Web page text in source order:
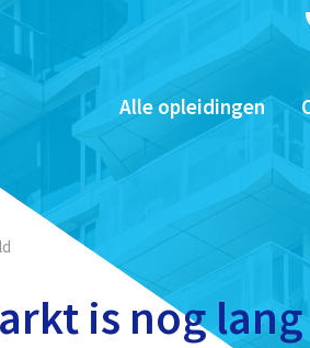
Alle opleidingen
is nog lang